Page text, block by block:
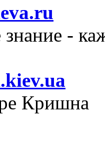
знание -
Кришна